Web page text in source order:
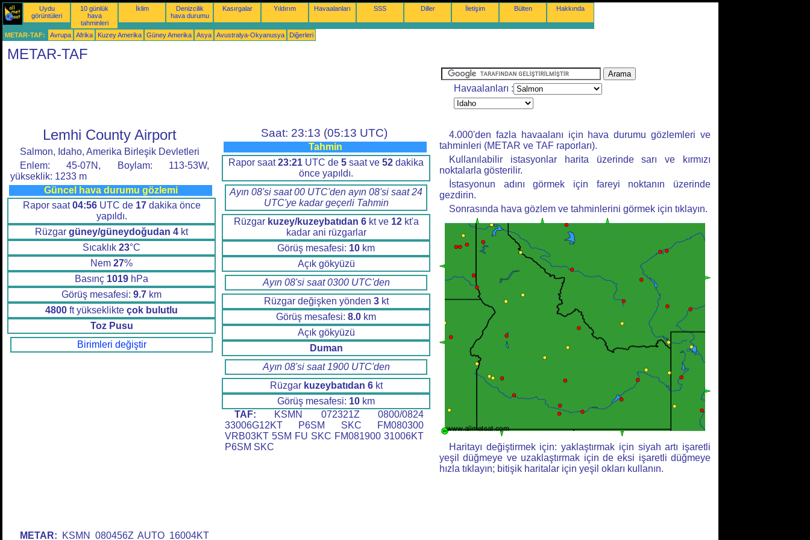
Uydu
görüntüleri
10 günlük
hava
tahminleri
İklim
Denizcilik
hava durumu
Kasırgalar Yıldırım Havaalanları SSS Diller İletişim Bülten Hakkında
METAR-TAF: Avrupa Afrika Kuzey Amerika Güney Amerika Asya Avustralya-Okyanusya Diğerleri
METAR-TAF
Havaalanları :
Lemhi County Airport
Salmon, Idaho, Amerika Birleşik Devletleri
Enlem: 45-07N, Boylam: 113-53W,
yükseklik: 1233 m
Güncel hava durumu gözlemi
Rapor saat04:56UTC de 17dakika önce
yapıldı.
Rüzgar güney/güneydoğudan 4 kt
Sıcaklık 23°C
Nem 27%
Basınç 1019 hPa
Görüş mesafesi: 9.7 km
4800 ft yükseklikte çok bulutlu
Toz Pusu
Birimleri değiştir
METAR: KSMN 080456Z AUTO 16004KT
Saat: 23:13 (05:13 UTC)
Tahmin
Rapor saat23:21 UTC de 5 saat ve 52 dakika
önce yapıldı.
Ayın 08'si saat 00 UTC'den ayın 08'si saat 24
UTC'ye kadar geçerli Tahmin
Rüzgar kuzey/kuzeybatıdan 6kt ve 12kt'a
kadar ani rüzgarlar
Görüş mesafesi: 10 km
Açık gökyüzü
Ayın 08'si saat 0300 UTC'den
Rüzgar değişken yönden 3kt
Görüş mesafesi: 8.0 km
Açık gökyüzü
Duman
Ayın 08'si saat 1900 UTC'den
Rüzgar kuzeybatıdan 6kt
Görüş mesafesi: 10 km
TAF: KSMN 072321Z 0800/0824
33006G12KT P6SM SKC FM080300
VRB03KT 5SM FU SKC FM081900 31006KT
P6SM SKC
4.000'den fazla havaalanı için hava durumu gözlemleri ve
tahminleri (METAR ve TAF raporları).
Kullanılabilir istasyonlar harita üzerinde sarı ve kırmızı
noktalarla gösterilir.
İstasyonun adını görmek için fareyi noktanın üzerinde
gezdirin.
Sonrasında hava gözlem ve tahminlerini görmek için tıklayın.
Haritayı değiştirmek için: yaklaştırmak için siyah artı işaretli
yeşil düğmeye ve uzaklaştırmak için de eksi işaretli düğmeye
hızla tıklayın; bitişik haritalar için yeşil okları kullanın.